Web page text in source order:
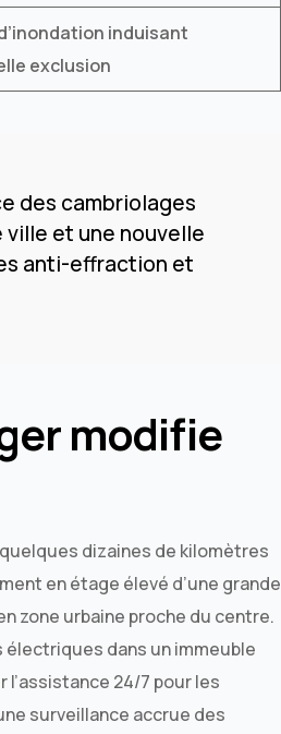
induisant
exclusion
des cambriolages
ville et une nouvelle
anti-effraction et
modifie
dizaines de kilomètres
en étage élevé d’une grande
zone urbaine proche du centre.
dans un immeuble
24/7 pour les
surveillance accrue des